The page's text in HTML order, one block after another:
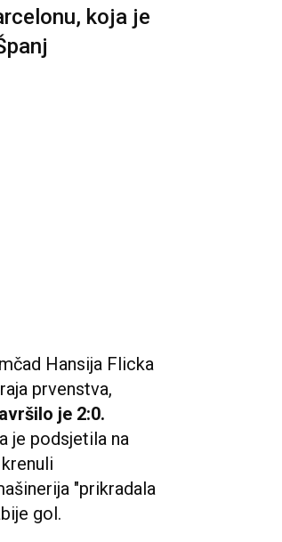
koja je
Hansija Flicka
prvenstva,
je 2:0.
je podsjetila na
"prikradala
gol.